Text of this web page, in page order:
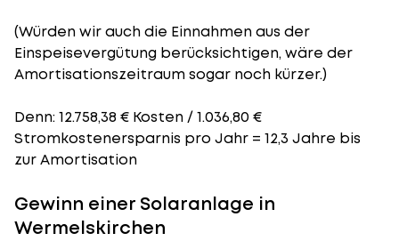
(Würden wir auch die Einnahmen aus der
Einspeisevergütung berücksichtigen, wäre der
Amortisationszeitraumsogar noch kürzer.)
Denn: 12.758,38 € Kosten / 1.036,80 €
Stromkostenersparnis pro Jahr = 12,3 Jahre bis
zur Amortisation
Gewinn einer Solaranlage in
Wermelskirchen